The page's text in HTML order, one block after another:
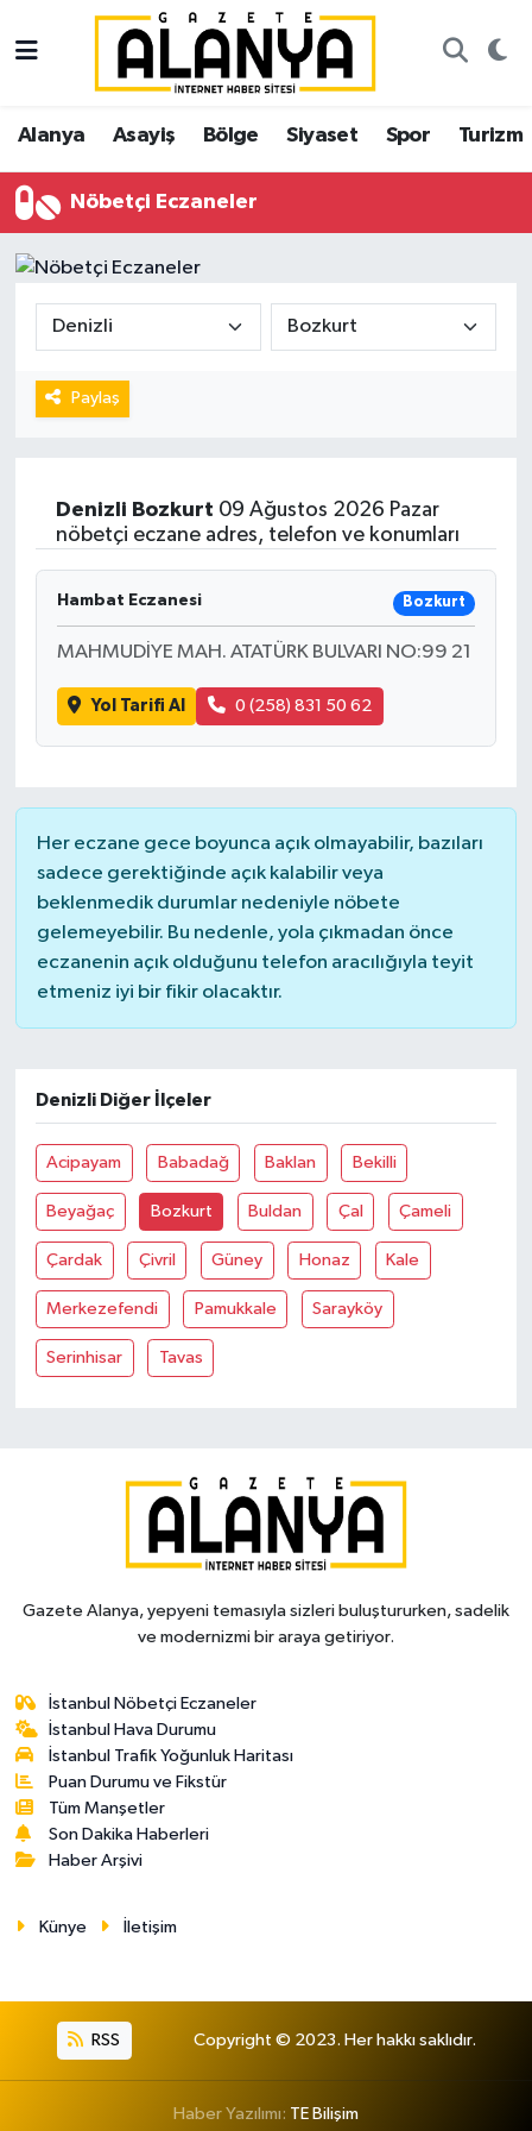
Alanya Asayiş Bölge Siyaset Spor Turizm
Nöbetçi Eczaneler
Paylaş
Denizli Bozkurt 09 Ağustos 2026 Pazar
nöbetçi eczane adres, telefon ve konumları
Hambat Eczanesi Bozkurt
MAHMUDİYE MAH. ATATÜRK BULVARI NO:99 21
Yol Tarifi Al 0 (258) 831 50 62
Her eczane gece boyunca açık olmayabilir, bazıları
sadece gerektiğinde açık kalabilir veya
beklenmedik durumlar nedeniyle nöbete
gelemeyebilir. Bu nedenle, yola çıkmadan önce
eczanenin açık olduğunu telefon aracılığıyla teyit
etmeniz iyi bir fikir olacaktır.
Denizli Diğer İlçeler
Acipayam Babadağ Baklan Bekilli
Beyağaç Bozkurt Buldan Çal Çameli
Çardak Çivril Güney Honaz Kale
Merkezefendi Pamukkale Sarayköy
Serinhisar Tavas
Gazete Alanya, yepyeni temasıyla sizleri buluştururken, sadelik
ve modernizmi bir araya getiriyor.
İstanbul Nöbetçi Eczaneler
İstanbul Hava Durumu
İstanbul Trafik Yoğunluk Haritası
Puan Durumu ve Fikstür
Tüm Manşetler
Son Dakika Haberleri
Haber Arşivi
Künye İletişim
RSS Copyright © 2023. Her hakkı saklıdır.
Haber Yazılımı: TE Bilişim
Alanya
Asayiş
Bölge
Siyaset
Spor
Turizm
Gazipaşa
İstanbul Nöbetçi Eczaneler
İstanbul Hava Durumu
İstanbul Trafik Yoğunluk Haritası
Süper Lig Puan Durumu ve Fikstür
Tüm Manşetler
Son Dakika Haberleri